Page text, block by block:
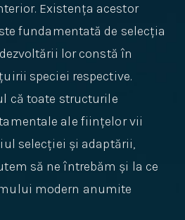
Existența acestor
fundamentată de selecția
lor constă în
speciei respective.
că toate structurile
ale ființelor vii
selecției și adaptării,
să ne întrebăm și la ce
modern anumite